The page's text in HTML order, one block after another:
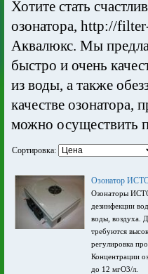
Хотите стать
озонатора, http://
Аквалюкс. Мы
быстро и очень
из воды, а также
качестве озонатора,
можно осуществить
Сортировка:
Озонатор
Озонаторы
дезинфекции
воды, воздуха.
требуются
регулировка
Концентрации
до 12 мгО3/л.